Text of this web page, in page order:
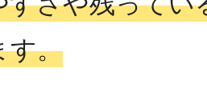
す。